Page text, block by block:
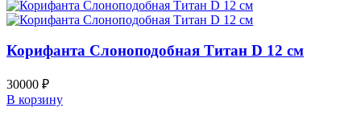
Корифанта Слоноподобная Титан D 12 см
30000 ₽
В корзину